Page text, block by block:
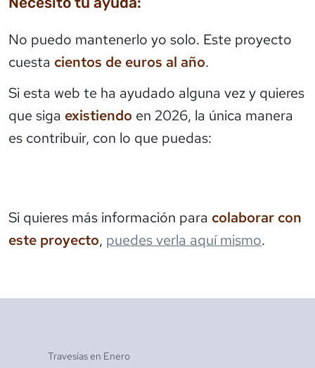
No puedo mantenerlo yo solo. Este proyecto
cuesta cientos de euros al año.
Si esta web te ha ayudado alguna vez y quieres
que siga existiendo en 2026, la única manera
es contribuir, con lo que puedas:
Si quieres más información para colaborar con
este proyecto, puedes verla aquí mismo.
Travesías en Enero